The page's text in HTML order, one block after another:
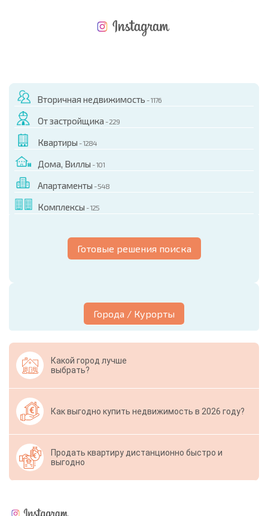
Вторичная недвижимость - 1176
От застройщика - 229
Квартиры - 1284
Дома, Виллы - 101
Апартаменты - 548
Комплексы - 125
Готовые решения поиска
Города / Курорты
Какой город лучше
выбрать?
Как выгодно купить недвижимость в 2026 году?
Продать квартиру дистанционно быстро и
выгодно